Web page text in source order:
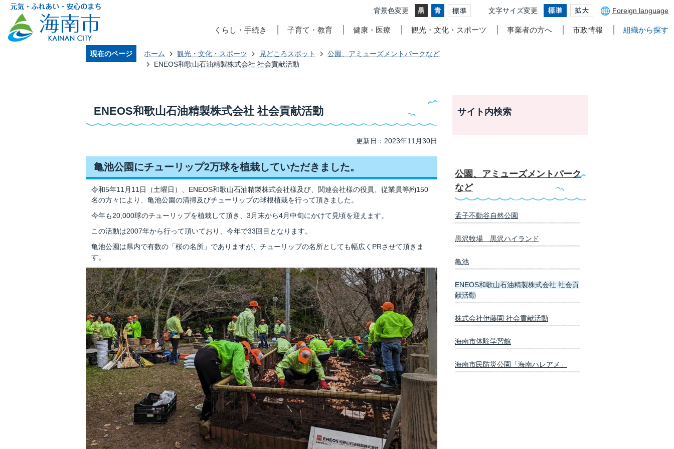
背景色変更 文字サイズ変更 Foreign language
くらし・手続き 子育て・教育 健康・医療 観光・文化・スポーツ 事業者の方へ 市政情報 組織から探す
現在のページ ホーム 観光・文化・スポーツ 見どころスポット
公園、アミューズメントパークなど
ENEOS和歌山石油精製株式会社 社会貢献活動
ENEOS和歌山石油精製株式会社 社会貢献活動
更新日：2023年11月30日
亀池公園にチューリップ2万球を植栽していただきました。
令和5年11月11日（土曜日）、ENEOS和歌山石油精製株式会社様及び、関連会社様の役員、従業員等約150
名の方々により、亀池公園の清掃及びチューリップの球根植栽を行って頂きました。
今年も20,000球のチューリップを植栽して頂き、3月末から4月中旬にかけて見頃を迎えます。
この活動は2007年から行って頂いており、今年で33回目となります。
亀池公園は県内で有数の「桜の名所」でありますが、チューリップの名所としても幅広くPRさせて頂きま
す。
サイト内検索
公園、アミューズメントパーク
など
孟子不動谷自然公園
黒沢牧場 黒沢ハイランド
亀池
ENEOS和歌山石油精製株式会社 社会貢
献活動
株式会社伊藤園 社会貢献活動
海南市体験学習館
海南市民防災公園「海南ハレアメ」